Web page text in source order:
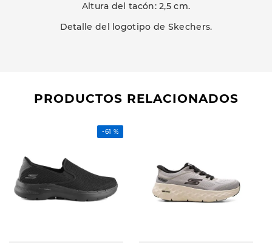
Altura del tacón: 2,5 cm.
Detalle del logotipo de Skechers.
PRODUCTOS RELACIONADOS
-61 %